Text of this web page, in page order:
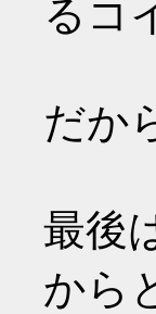
るコ
だか
最後
から